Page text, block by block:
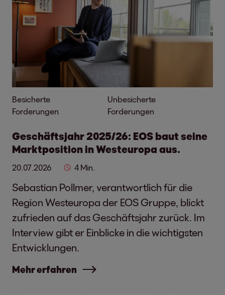
Besicherte
Forderungen
Unbesicherte
Forderungen
Geschäftsjahr 2025/26: EOS baut seine
Marktposition in Westeuropa aus.
20.07.2026 4 Min.
Sebastian Pollmer, verantwortlich für die
Region Westeuropa der EOS Gruppe, blickt
zufrieden auf das Geschäftsjahr zurück. Im
Interview gibt er Einblicke in die wichtigsten
Entwicklungen.
Mehr erfahren